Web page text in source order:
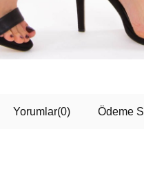
Yorumlar(0) Ödeme